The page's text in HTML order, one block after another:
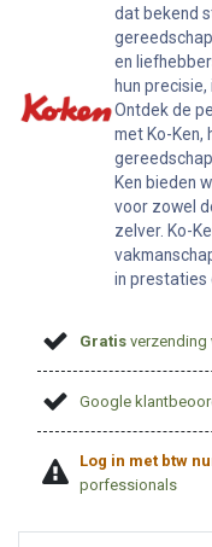
dat bekend
en
hun
Ontdek de
met Ko-Ken,
Ken bieden
voor zowel
zelver. Ko-
in prestaties
Gratis verzending
Google
Log in met btw
porfessionals